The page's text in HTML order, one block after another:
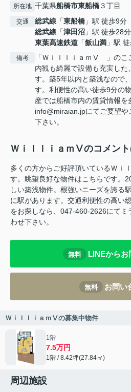
所在地 千葉県船橋市東船橋３丁目
交通 総武線 「東船橋 」駅 徒歩9分
総武線 「津田沼 」駅 徒歩28分
東葉高速鉄道 「飯山満 」駅
備考
「ＷｉｌｌｉａｍⅤ 」のこ
内観も綺麗で設備も充実した
す。築5年以内と築浅なので
す。利便性の高い徒歩9分の
産では船橋市内の賃貸情報を
info@miraian.jpにてご要望
下さい。
ＷｉｌｌｉａｍⅤのコメン
多くの方からご好評頂いているＷ
す。眺望良好な物件はこちらです。
しい築浅物件。根強いニーズを誇る
に駅があります。交通利便性の高い
をお探しなら、047-460-2626にてミ
わせ下さい。
無料 LINEからお
無料 お問い
ＷｉｌｌｉａｍⅤの募集中物件
1階
7.5万円
1階 / 8.42坪(27.84㎡)
周辺施設